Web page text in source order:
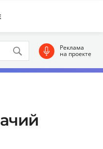
Реклама
на проекте